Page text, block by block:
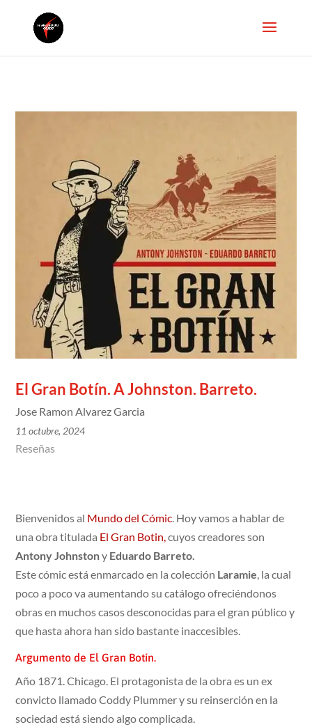
El Gran Botín. A Johnston. Barreto.
Jose Ramon Alvarez Garcia
11 octubre, 2024
Reseñas
Bienvenidos al Mundo del Cómic . Hoy vamos a hablar de
una obra titulada El Gran Botin, cuyos creadores son
Antony Johnstony Eduardo Barreto.
Este cómic está enmarcado en la colección Laramie , la cual
poco a poco va aumentando su catálogo ofreciéndonos
obras en muchos casos desconocidas para el gran público y
que hasta ahora han sido bastante inaccesibles.
Argumento de El Gran Botín.
Año 1871. Chicago. El protagonista de la obra es un ex
convicto llamado Coddy Plummer y su reinserción en la
sociedad está siendo algo complicada.